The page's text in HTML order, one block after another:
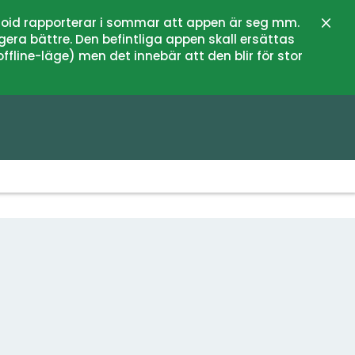
rapporterar i sommar att appen är seg mm.
bättre. Den befintliga appen skall ersättas
läge) men det innebär att den blir för stor